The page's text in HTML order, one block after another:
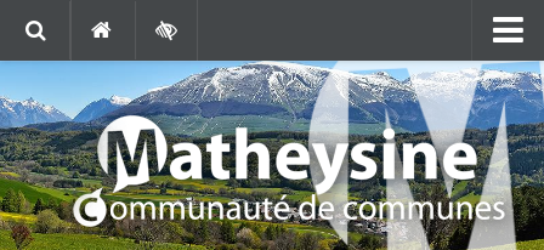
Matheysine Tourisme
Contact
Marchés Publics
Publications